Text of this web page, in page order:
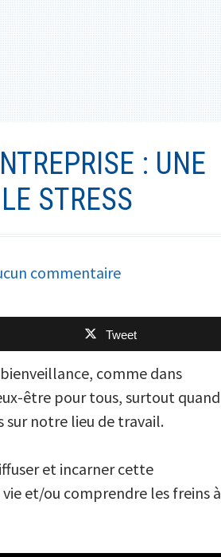
: UNE
STRESS
commentairesur
bienveillance
en
entreprise
une
pour
éviter
Tweet
comme dans
être pour tous, surtout quand
sur notre lieu de travail.
et incarner cette
et/ou comprendre les freins à